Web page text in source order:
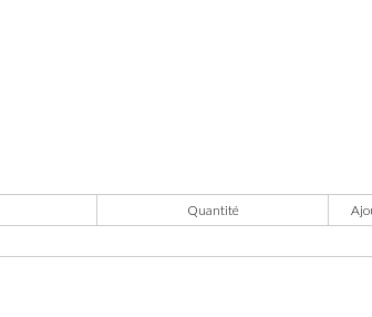
Quantité